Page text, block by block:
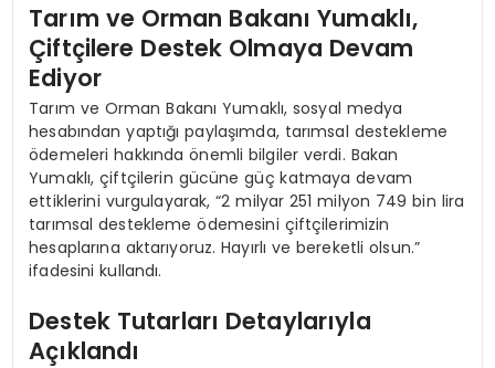
Tarım ve Orman Bakanı Yumaklı,
Çiftçilere Destek Olmaya Devam
Ediyor
Tarım ve Orman Bakanı Yumaklı, sosyal medya
hesabından yaptığı paylaşımda, tarımsal destekleme
ödemeleri hakkında önemli bilgiler verdi. Bakan
Yumaklı, çiftçilerin gücüne güç katmaya devam
ettiklerini vurgulayarak, “2 milyar 251 milyon 749 bin lira
tarımsal destekleme ödemesini çiftçilerimizin
hesaplarına aktarıyoruz. Hayırlı ve bereketli olsun.”
ifadesini kullandı.
Destek Tutarları Detaylarıyla
Açıklandı